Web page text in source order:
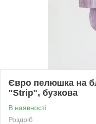
Євро пелюшка на
"Strip", бузкова
В наявності
Роздріб